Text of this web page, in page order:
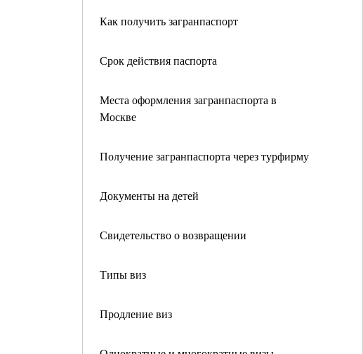
Как получить загранпаспорт
Срок действия паспорта
Места оформления загранпаспорта в
Москве
Получение загранпаспорта через турфирму
Документы на детей
Свидетельство о возвращении
Типы виз
Продление виз